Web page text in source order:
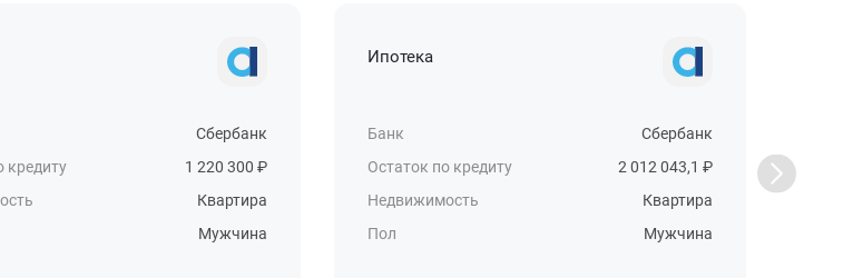
Сбербанк
кредиту
1 220 300 ₽
Квартира
Мужчина
Ипотека
Банк
Сбербанк
Остаток по кредиту
2 012 043,1 ₽
Недвижимость
Квартира
Пол
Мужчина